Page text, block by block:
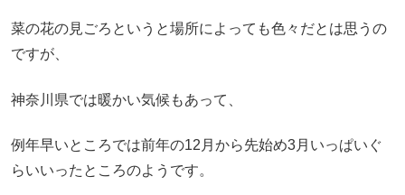
菜の花の見ごろというと場所によっても色々だとは思うの
ですが、
神奈川県では暖かい気候もあって、
例年早いところでは前年の12月から先始め3月いっぱいぐ
らいいったところのようです。